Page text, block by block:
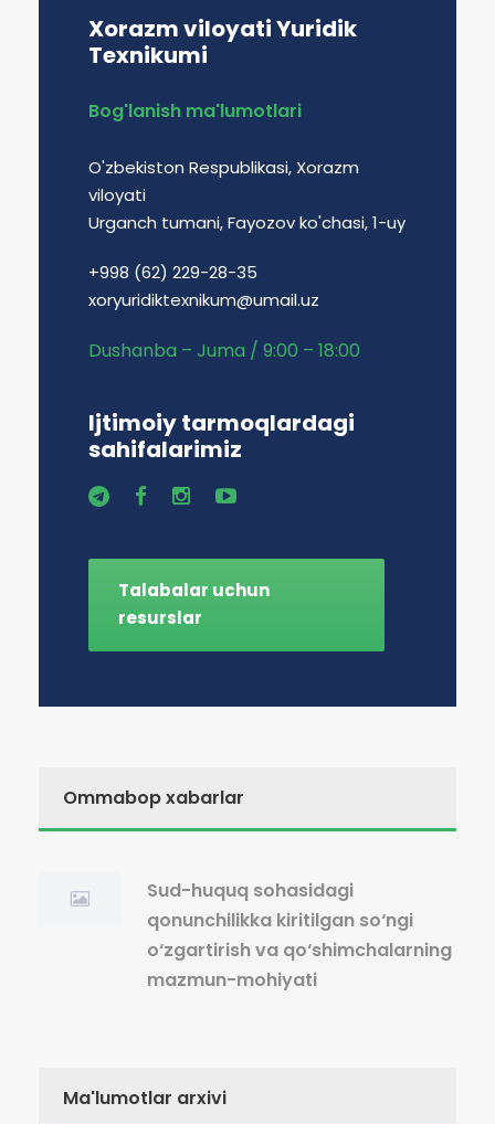
Xorazm viloyati Yuridik
Texnikumi
Bog'lanish ma'lumotlari
O'zbekiston Respublikasi, Xorazm
viloyati
Urganch tumani, Fayozov ko'chasi, 1-uy
+998 (62) 229-28-35
xoryuridiktexnikum@umail.uz
Dushanba – Juma / 9:00 – 18:00
Ijtimoiy tarmoqlardagi
sahifalarimiz
Talabalar uchun
resurslar
Ommabop xabarlar
Sud-huquq sohasidagi
qonunchilikka kiritilgan so‘ngi
o‘zgartirish va qo‘shimchalarning
mazmun-mohiyati
Ma'lumotlar arxivi